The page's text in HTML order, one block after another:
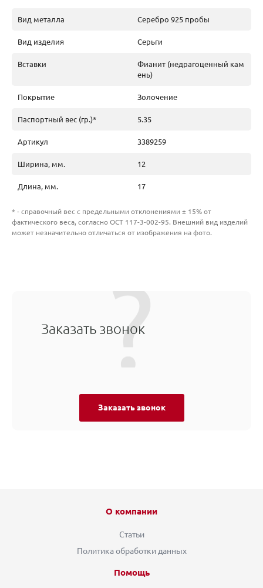
Вид металла Серебро 925 пробы
Вид изделия Серьги
Вставки
Фианит (недрагоценный кам
ень)
Покрытие Золочение
Паспортный вес (гр.)* 5.35
Артикул 3389259
Ширина, мм. 12
Длина, мм. 17
* - справочный вес с предельными отклонениями ± 15% от
фактического веса, согласно ОСТ 117-3-002-95. Внешний вид изделий
может незначительно отличаться от изображения на фото.
Заказать звонок
Заказать звонок
О компании
Статьи
Политика обработки данных
Помощь